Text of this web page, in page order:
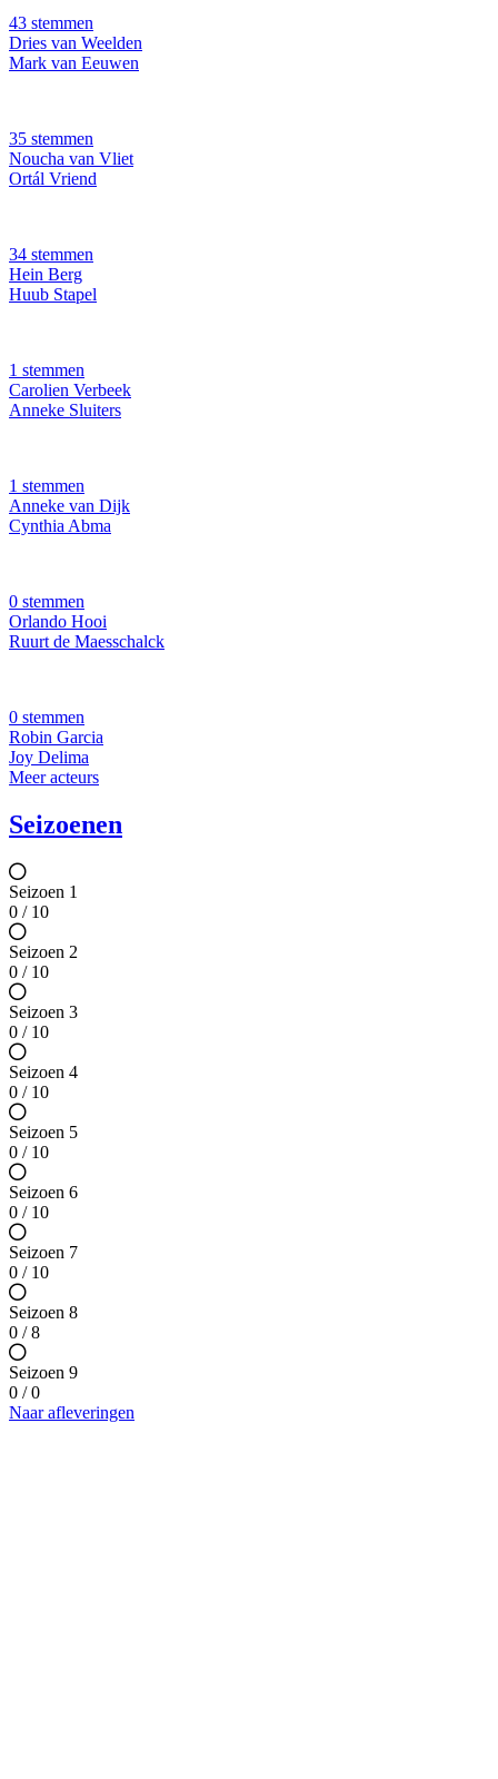
43 stemmen
Dries van Weelden
Mark van Eeuwen
35 stemmen
Noucha van Vliet
Ortál Vriend
34 stemmen
Hein Berg
Huub Stapel
1 stemmen
Carolien Verbeek
Anneke Sluiters
1 stemmen
Anneke van Dijk
Cynthia Abma
0 stemmen
Orlando Hooi
Ruurt de Maesschalck
0 stemmen
Robin Garcia
Joy Delima
Meer acteurs
Seizoenen
Seizoen 1
0 / 10
Seizoen 2
0 / 10
Seizoen 3
0 / 10
Seizoen 4
0 / 10
Seizoen 5
0 / 10
Seizoen 6
0 / 10
Seizoen 7
0 / 10
Seizoen 8
0 / 8
Seizoen 9
0 / 0
Naar afleveringen